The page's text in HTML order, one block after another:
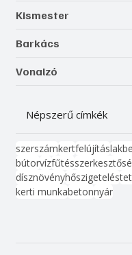
Kismester
Barkács
Vonalzó
Népszerű címkék
szerszámkertfelújítás
bútorvízfűtés
dísznövényhőszigetelés
kerti munkabetonnyár